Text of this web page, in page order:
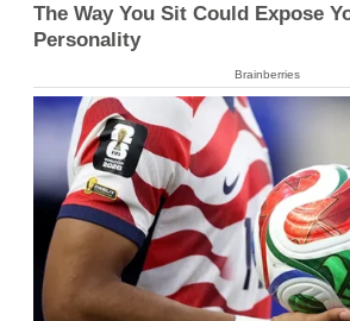
The Way You Sit Could Expose
Personality
Brainberries